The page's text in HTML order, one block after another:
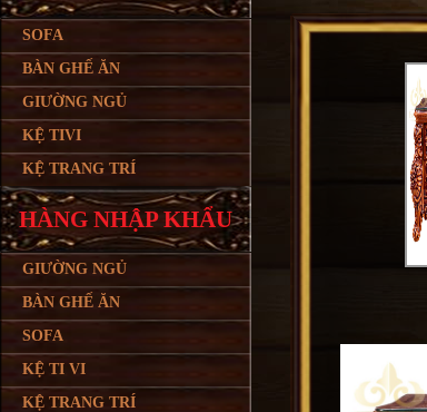
SOFA
BÀN GHẾ ĂN
GIƯỜNG NGỦ
KỆ TIVI
KỆ TRANG TRÍ
HÀNG NHẬP KHẨU
GIƯỜNG NGỦ
BÀN GHẾ ĂN
SOFA
KỆ TI VI
KỆ TRANG TRÍ